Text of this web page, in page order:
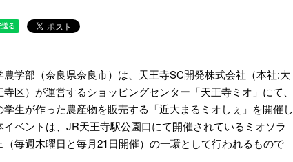
農学部（奈良県奈良市）は、天王寺SC開発株式会社（本社:大
寺区）が運営するショッピングセンター「天王寺ミオ」にて、
学生が作った農産物を販売する「近大まるミオしぇ」を開催し
イベントは、JR天王寺駅公園口にて開催されているミオソラ
（毎週木曜日と毎月21日開催）の一環として行われるもので